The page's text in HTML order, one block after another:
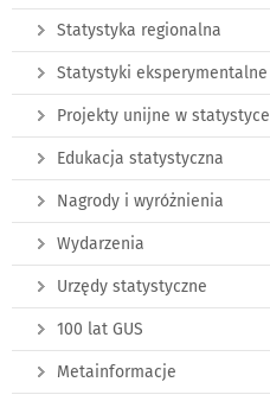
Statystyka regionalna
Statystyki eksperymentalne
Projekty unijne w statystyce
Edukacja statystyczna
Nagrody i wyróżnienia
Wydarzenia
Urzędy statystyczne
100 lat GUS
Metainformacje